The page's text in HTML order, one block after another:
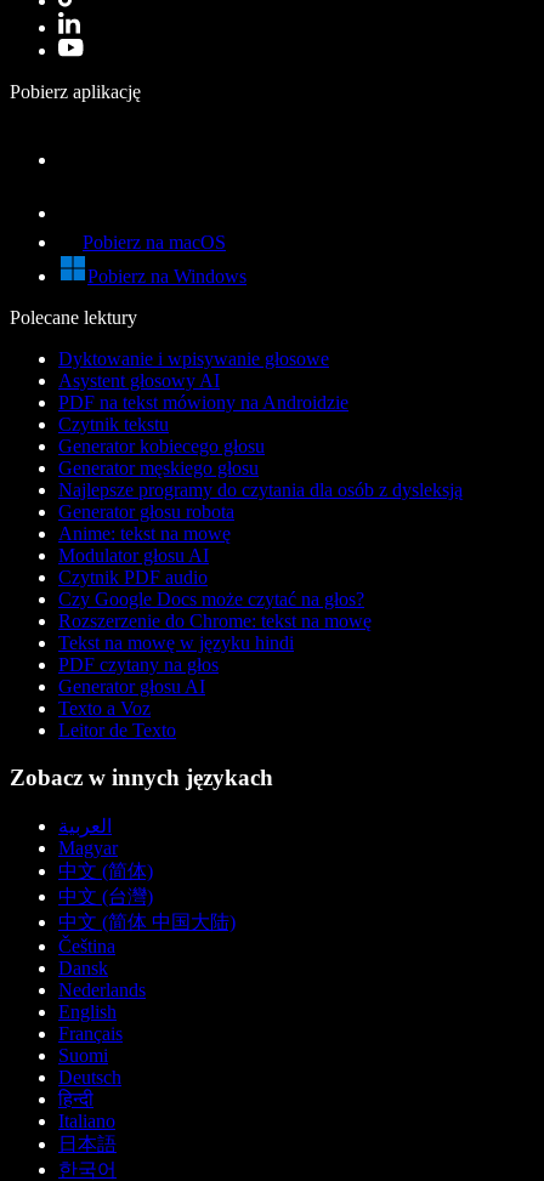
Pobierz aplikację
Pobierz na macOS
Pobierz na Windows
Polecane lektury
Dyktowanie i wpisywanie głosowe
Asystent głosowy AI
PDF na tekst mówiony na Androidzie
Czytnik tekstu
Generator kobiecego głosu
Generator męskiego głosu
Najlepsze programy do czytania dla osób z dysleksją
Generator głosu robota
Anime: tekst na mowę
Modulator głosu AI
Czytnik PDF audio
Czy Google Docs może czytać na głos?
Rozszerzenie do Chrome: tekst na mowę
Tekst na mowę w języku hindi
PDF czytany na głos
Generator głosu AI
Texto a Voz
Leitor de Texto
Zobacz w innych językach
العربية
Magyar
中文 (简体)
中文 (台灣)
中文 (简体 中国大陆)
Čeština
Dansk
Nederlands
English
Français
Suomi
Deutsch
हिन्दी
Italiano
日本語
한국어